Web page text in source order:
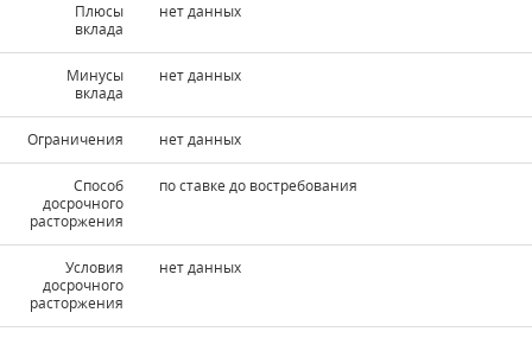
Плюсы
вклада
нет данных
Минусы
вклада
нет данных
Ограничения нет данных
Способ
досрочного
расторжения
по ставке до востребования
Условия
досрочного
расторжения
нет данных